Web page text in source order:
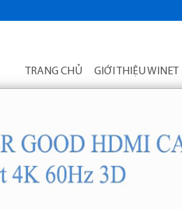
TRANG CHỦ GIỚI THIỆU WINET